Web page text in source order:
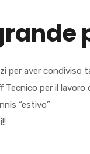
per aver condiviso
Tecnico per il lavoro
“estivo”